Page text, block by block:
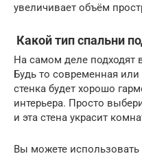
увеличивает объём
Какой тип спальни
На самом деле подходят
Будь то современная или
стенка будет хорошо
интерьера. Просто
и эта стена украсит
Вы можете использовать